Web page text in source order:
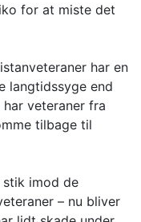
for at miste det
har en
langtidssyge end
veteraner fra
tilbage til
stik imod de
– nu bliver